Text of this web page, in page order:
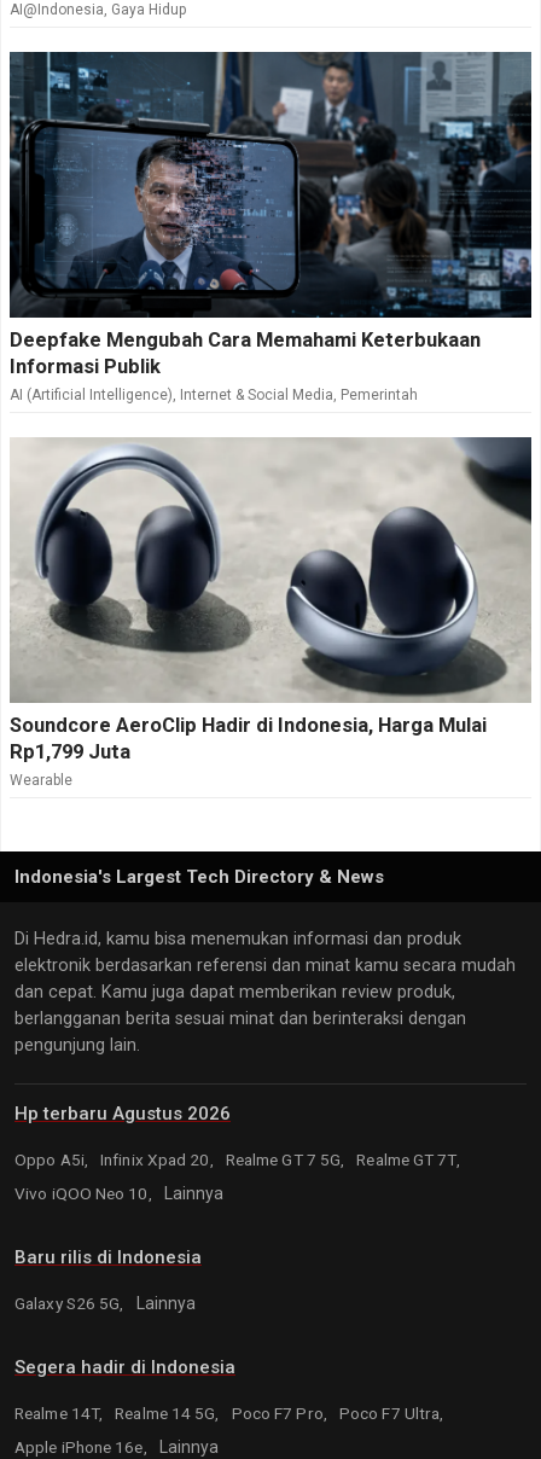
AI@Indonesia, Gaya Hidup
Deepfake Mengubah Cara Memahami Keterbukaan
Informasi Publik
AI (Artificial Intelligence), Internet & Social Media, Pemerintah
Soundcore AeroClip Hadir di Indonesia, Harga Mulai
Rp1,799 Juta
Wearable
Indonesia's Largest Tech Directory & News
Di Hedra.id, kamu bisa menemukan informasi dan produk
elektronik berdasarkan referensi dan minat kamu secara mudah
dan cepat. Kamu juga dapat memberikan review produk,
berlangganan berita sesuai minat dan berinteraksi dengan
pengunjung lain.
Hp terbaru Agustus 2026
Oppo A5i, Infinix Xpad 20, Realme GT 7 5G,
Realme GT 7T,
Vivo iQOO Neo 10,
Lainnya
Baru rilis di Indonesia
Galaxy S26 5G, Lainnya
Segera hadir di Indonesia
Realme 14T, Realme 14 5G, Poco F7 Pro,
Poco F7 Ultra,
Apple iPhone 16e,
Lainnya